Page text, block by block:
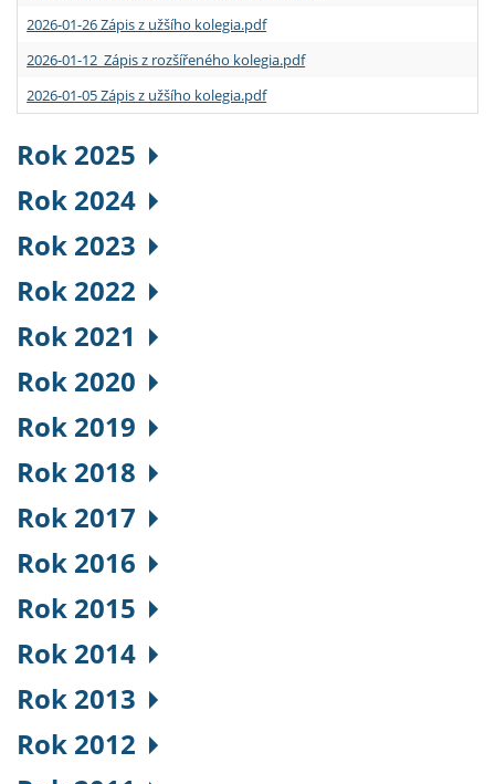
2026-01-26 Zápis z užšího kolegia.pdf
2026-01-12 Zápis z rozšířeného kolegia.pdf
2026-01-05 Zápis z užšího kolegia.pdf
Rok 2025
Rok 2024
Rok 2023
Rok 2022
Rok 2021
Rok 2020
Rok 2019
Rok 2018
Rok 2017
Rok 2016
Rok 2015
Rok 2014
Rok 2013
Rok 2012